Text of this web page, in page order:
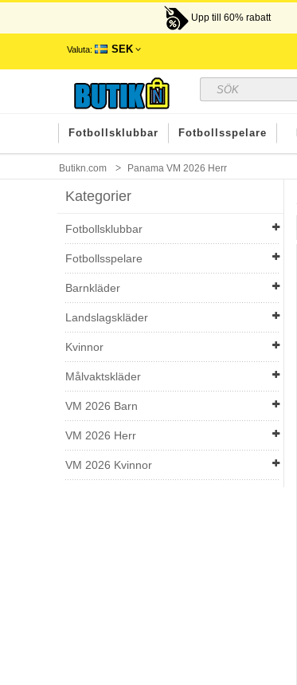
Upp till 60% rabatt
Valuta: SEK
Fotbollsklubbar Fotbollsspelare
Butikn.com Panama VM 2026 Herr
Kategorier
Fotbollsklubbar
Fotbollsspelare
Barnkläder
Landslagskläder
Kvinnor
Målvaktskläder
VM 2026 Barn
VM 2026 Herr
VM 2026 Kvinnor